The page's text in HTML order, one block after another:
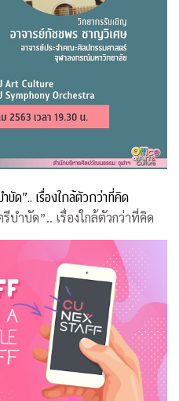
บัด”.. เรื่องใกล้ตัวกว่าที่คิด
บำบัด”.. เรื่องใกล้ตัวกว่าที่คิด